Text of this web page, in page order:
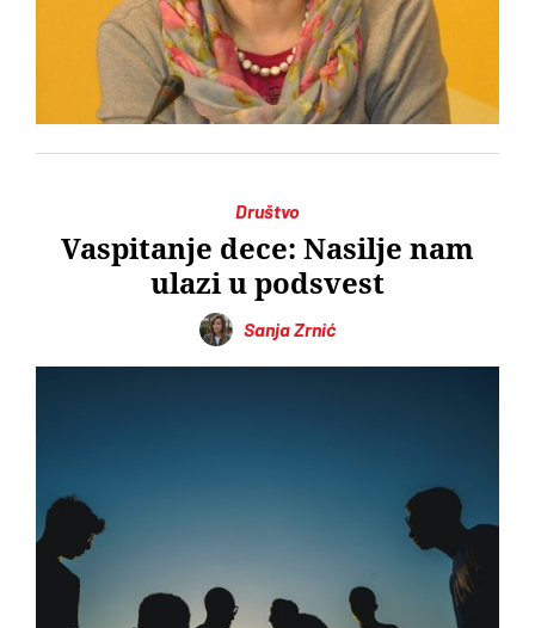
Društvo
Vaspitanje dece: Nasilje nam
ulazi u podsvest
Sanja Zrnić